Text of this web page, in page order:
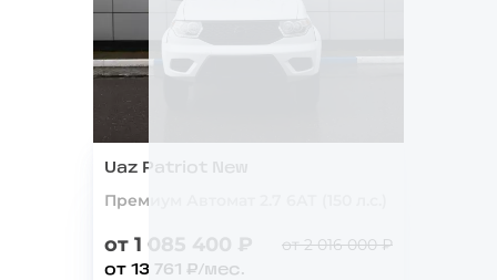
Uaz Patriot New
Премиум Автомат 2.7 6AТ (150 л.с.)
от 1 085 400 ₽ от 2 016 000 ₽
от 13 761 ₽/мес.
в кредит от13 000 руб./мес.
До
Купить авто со скидкой